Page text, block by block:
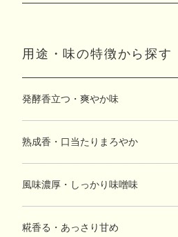
用途・味の特徴から探す
発酵香立つ・爽やか味
熟成香・口当たりまろやか
風味濃厚・しっかり味噌味
糀香る・あっさり甘め